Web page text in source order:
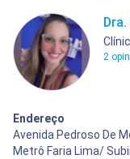
2
Endereço
Avenida Pedroso De
Metrô Faria Lima/